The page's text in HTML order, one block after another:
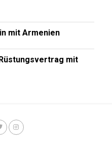
mit Armenien
mit